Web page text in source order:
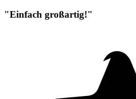
"Einfach großartig!"